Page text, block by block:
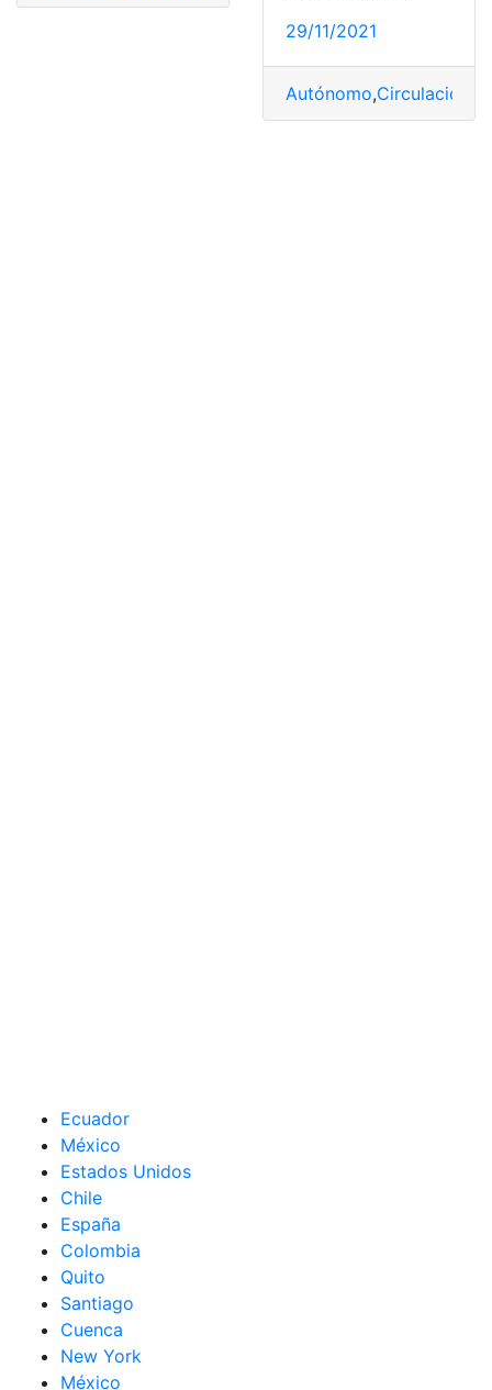
29/11/2021
Autónomo,Circulación
Ecuador
México
Estados Unidos
Chile
España
Colombia
Quito
Santiago
Cuenca
New York
México